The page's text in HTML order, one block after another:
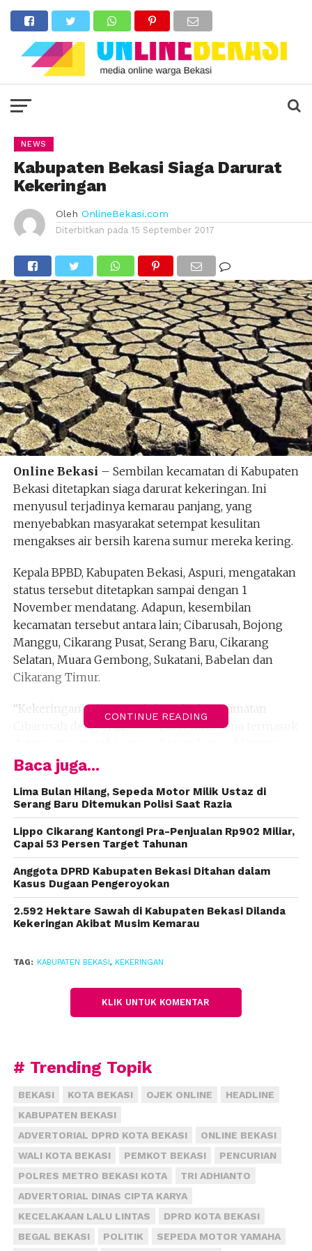
NEWS
Kabupaten Bekasi Siaga Darurat
Kekeringan
Oleh OnlineBekasi.com
Diterbitkan pada 15 September 2017
Online Bekasi – Sembilan kecamatan di Kabupaten
Bekasi ditetapkan siaga darurat kekeringan. Ini
menyusul terjadinya kemarau panjang, yang
menyebabkan masyarakat setempat kesulitan
mengakses air bersih karena sumur mereka kering.
Kepala BPBD, Kabupaten Bekasi, Aspuri, mengatakan
status tersebut ditetapkan sampai dengan 1
November mendatang. Adapun, kesembilan
kecamatan tersebut antara lain; Cibarusah, Bojong
Manggu, Cikarang Pusat, Serang Baru, Cikarang
Selatan, Muara Gembong, Sukatani, Babelan dan
Cikarang Timur.
“Kekeringan paling parah berada di Kecamatan
Cibarusah dengan tiga desa, karena di sana termasuk
Jumat (15/9).
Aspuri mengatakan, untuk menanggulangi
kekeringan tersebut, pihaknya menyiapkan delapan
mobil tanki dengan kapasitas 5.000 liter. Setiap hari,
kata dia, pihaknya menyalurkan bantuan air bersih
kepada masyarakat di berbagai wilayah.
“Air bersih digunakan untuk berbagai kebutuhan
seperti mandi, mencuci, dan memasak, bahkan
untuk dikonsumsi,” katanya.(fiz)
CONTINUE READING
Baca juga...
Lima Bulan Hilang, Sepeda Motor Milik Ustaz di
Serang Baru Ditemukan Polisi Saat Razia
Lippo Cikarang Kantongi Pra-Penjualan Rp902 Miliar,
Capai 53 Persen Target Tahunan
Anggota DPRD Kabupaten Bekasi Ditahan dalam
Kasus Dugaan Pengeroyokan
2.592 Hektare Sawah di Kabupaten Bekasi Dilanda
Kekeringan Akibat Musim Kemarau
TAG: KABUPATEN BEKASI, KEKERINGAN
KLIK UNTUK KOMENTAR
# Trending Topik
BEKASI KOTA BEKASI OJEK ONLINE
HEADLINE
KABUPATEN BEKASI
ADVERTORIAL DPRD KOTA BEKASI
ONLINE BEKASI
WALI KOTA BEKASI
PEMKOT BEKASI
PENCURIAN
POLRES METRO BEKASI KOTA
TRI ADHIANTO
ADVERTORIAL DINAS CIPTA KARYA
KECELAKAAN LALU LINTAS
DPRD KOTA BEKASI
BEGAL BEKASI
POLITIK
SEPEDA MOTOR YAMAHA